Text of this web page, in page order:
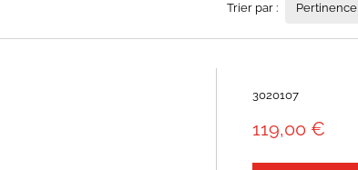
Trier par : Pertinence
3020107
119,00 €